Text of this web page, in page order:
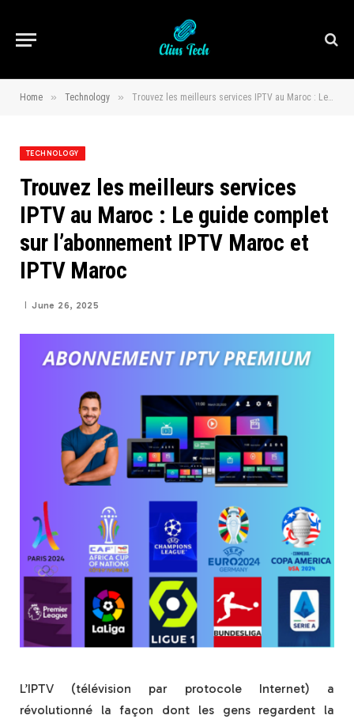
Home » Technology » Trouvez les meilleurs services IPTV au Maroc : Le guide complet sur l’abonnement IPTV Maroc et IPTV Maroc
TECHNOLOGY
Trouvez les meilleurs services
IPTV au Maroc : Le guide complet
sur l’abonnement IPTV Maroc et
IPTV Maroc
June 26, 2025
L’IPTV (télévision par protocole Internet) a
révolutionné la façon dont les gens regardent la